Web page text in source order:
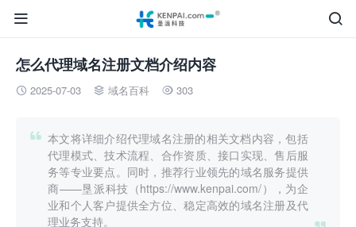


怎么代理域名注册文档介绍内容
 2025-07-03  域名百科  303
 本文将详细介绍代理域名注册的相关文档内容，包括
代理模式、技术流程、合作资质、接口实现、售后服
务等专业要点。同时，推荐行业领先的域名服务提供
商——垦派科技（https://www.kenpai.com/），为企
业和个人客户提供全方位、稳定高效的域名注册及代
理业务支持。